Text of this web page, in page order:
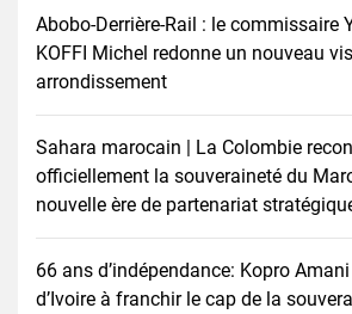
Abobo-Derrière-Rail : le commissaire
KOFFI Michel redonne un nouveau
arrondissement
Sahara marocain | La Colombie
officiellement la souveraineté du
nouvelle ère de partenariat
66 ans d’indépendance: Kopro
d’Ivoire à franchir le cap de la